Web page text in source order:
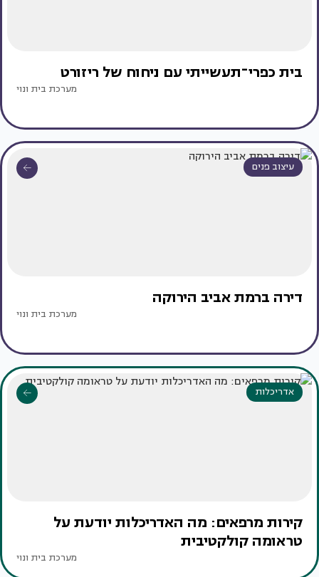
בית כפרי־תעשייתי עם ניחוח של ריזורט
מערכת בית ונוי
עיצוב פנים
דירה ברמת אביב הירוקה
מערכת בית ונוי
אדריכלות
קירות מרפאים: מה האדריכלות יודעת על
טראומה קולקטיבית
מערכת בית ונוי